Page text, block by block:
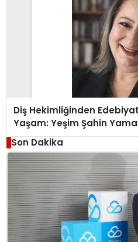
Diş Hekimliğinden
Yaşam: Yeşim Şahin
Son Dakika